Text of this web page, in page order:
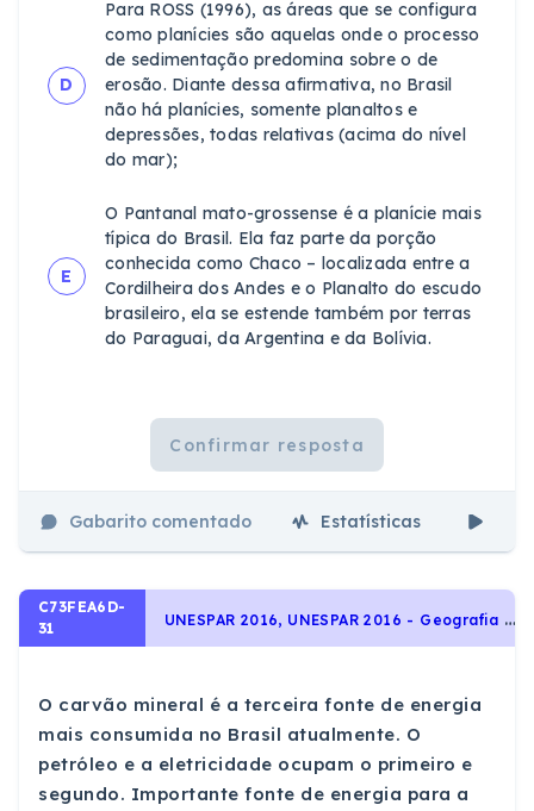
D
Para ROSS (1996), as áreas que se configura
como planícies são aquelas onde o processo
de sedimentação predomina sobre o de
erosão. Diante dessa afirmativa, no Brasil
não há planícies, somente planaltos e
depressões, todas relativas (acima do nível
do mar);
E
O Pantanal mato-grossense é a planície mais
típica do Brasil. Ela faz parte da porção
conhecida como Chaco – localizada entre a
Cordilheira dos Andes e o Planalto do escudo
brasileiro, ela se estende também por terras
do Paraguai, da Argentina e da Bolívia.
Confirmar resposta
Gabarito comentado Estatísticas
C73FEA6D-
31
U
NESPAR 2016, UNESPAR 2016 - Geografia - Geologia
O carvão mineral é a terceira fonte de energia
mais consumida no Brasil atualmente. O
petróleo e a eletricidade ocupam o primeiro e
segundo. Importante fonte de energia para a